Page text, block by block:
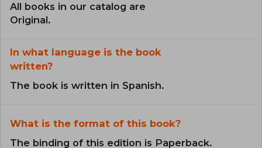
All books in our catalog are
Original.
In what language is the book
written?
The book is written in Spanish.
What is the format of this book?
The binding of this edition is Paperback.